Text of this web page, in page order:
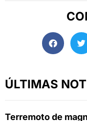
ÚLTIMAS
Terremoto de